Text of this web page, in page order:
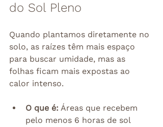
do Sol Pleno
Quando plantamos diretamente no
solo, as raízes têm mais espaço
para buscar umidade, mas as
folhas ficam mais expostas ao
calor intenso.
O que é: Áreas que recebem
pelo menos 6 horas de sol